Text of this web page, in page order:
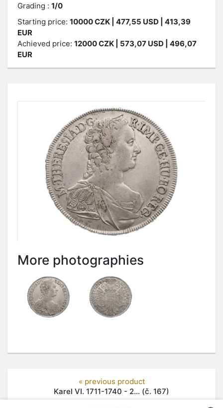
Grading : 1/0
Starting price: 10000CZK | 477,55 USD | 413,39
EUR
Achieved price: 12000CZK | 573,07 USD | 496,07
EUR
More photographies
« previous product
Karel VI. 1711-1740 - 2... (č. 167)